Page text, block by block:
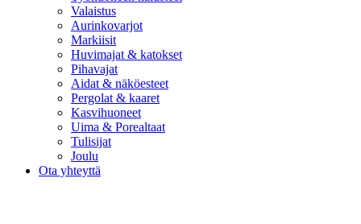
Valaistus
Aurinkovarjot
Markiisit
Huvimajat & katokset
Pihavajat
Aidat & näköesteet
Pergolat & kaaret
Kasvihuoneet
Uima & Porealtaat
Tulisijat
Joulu
Ota yhteyttä